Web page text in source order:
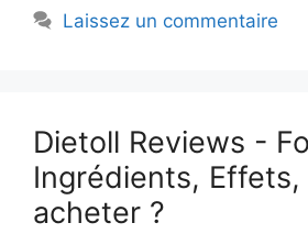
Laissez un commentaire
Dietoll Reviews -
Ingrédients, Effets,
acheter ?